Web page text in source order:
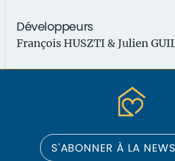
Développeurs
François HUSZTI & Julien
S'ABONNER À LA